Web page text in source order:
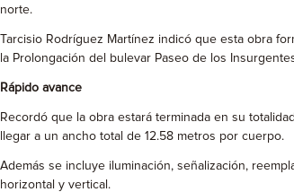
norte.
Tarcisio Rodríguez Martínez indicó que esta obra
la Prolongación del bulevar Paseo de los
Rápido avance
Recordó que la obra estará terminada en su
llegar a un ancho total de 12.58 metros por cuerpo.
Además se incluye iluminación, señalización,
horizontal y vertical.